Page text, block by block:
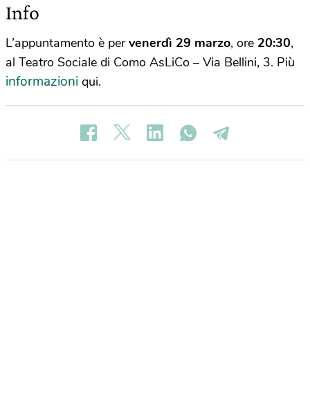
Info
L’appuntamento è pervenerdì 29 marzo, ore 20:30,
al Teatro Sociale di Como AsLiCo – Via Bellini, 3. Più
informazioni qui.